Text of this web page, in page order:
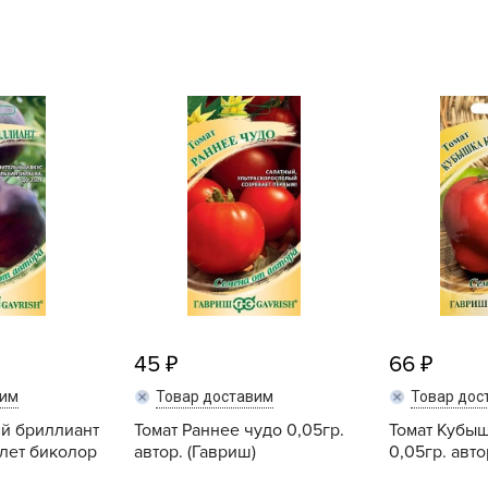
бриллиант
биколор
45
Товар доставим
Томат Раннее чудо 0,05гр.
автор. (Гавриш)
66
Товар
Томат
0,05гр.